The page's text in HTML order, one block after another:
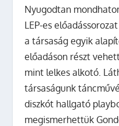
Nyugodtan
LEP-es
a társaság egyik
előadáson részt
mint lelkes alkotó.
társaságunk
diszkót hallgató
megismerhettük